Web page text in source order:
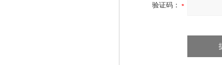
验证码：